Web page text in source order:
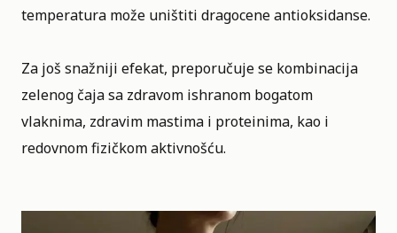
temperatura može uništiti dragocene antioksidanse.
Za još snažniji efekat, preporučuje se kombinacija
zelenog čaja sa zdravom ishranom bogatom
vlaknima, zdravim mastima i proteinima, kao i
redovnom fizičkom aktivnošću.